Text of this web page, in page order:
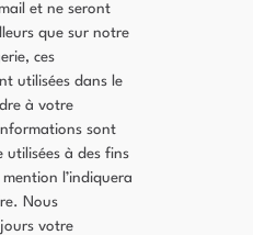
et ne seront
que sur notre
ces
utilisées dans le
à votre
sont
utilisées à des fins
l’indiquera
Nous
votre